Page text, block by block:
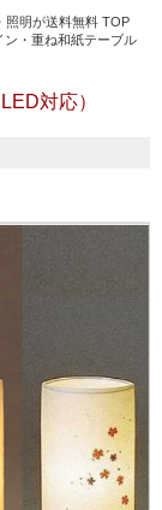
照明が送料無料 TOP
ン・重ね和紙テーブル
対応）